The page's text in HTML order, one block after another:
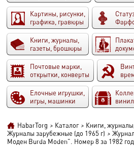
Картины, рисунки,
графика, гравюры
Книги, журналы,
газеты, брошюры
Почтовые марки,
открытки, конверты
Елочные игрушки,
игры, машинки
HabarTorg > Каталог > Книги,
Журналы зарубежные (до 1965 г) >
Моден Burda Moden". Номер 8 за 1982